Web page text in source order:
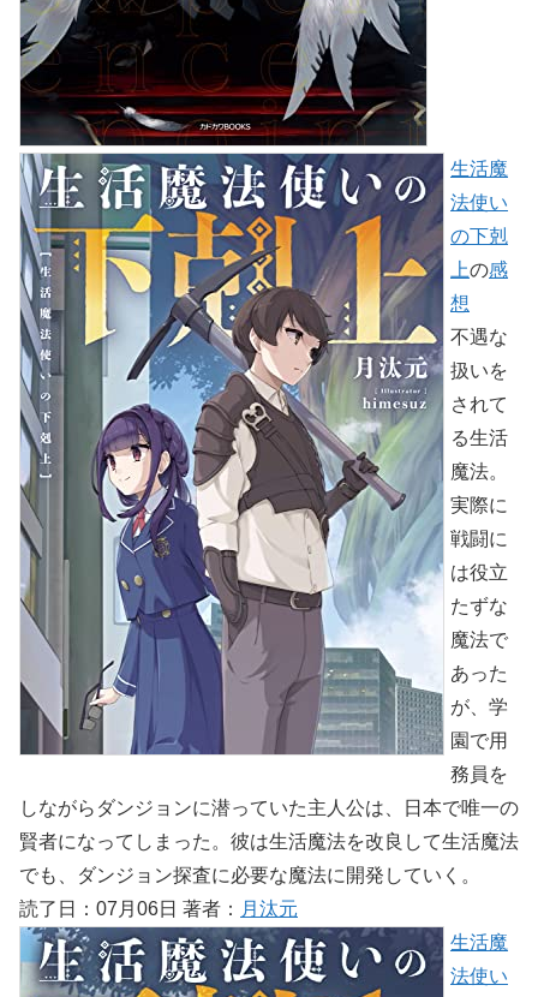
生活魔
法使い
の下剋
上の感
想
不遇な
扱いを
されて
る生活
魔法。
実際に
戦闘に
は役立
たずな
魔法で
あった
が、学
園で用
務員を
しながらダンジョンに潜っていた主人公は、日本で唯一の
賢者になってしまった。彼は生活魔法を改良して生活魔法
でも、ダンジョン探査に必要な魔法に開発していく。
読了日：07月06日 著者： 月汰元
生活魔
法使い